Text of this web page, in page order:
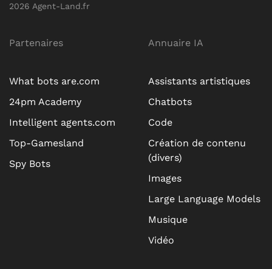
2026 Agent-Land.fr
Partenaires
What bots are.com
24pm Academy
Intelligent agents.com
Top-Gamesland
Spy Bots
Annuaire IA
Assistants artistiques
Chatbots
Code
Création de contenu
(divers)
Images
Large Language Models
Musique
Vidéo